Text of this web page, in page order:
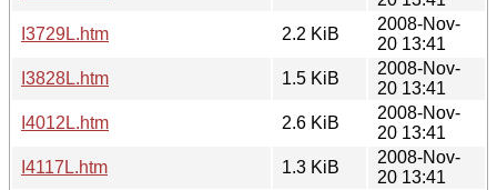
I3729L.htm
2.2 KiB
2008-Nov-
20 13:41
I3828L.htm
1.5 KiB
2008-Nov-
20 13:41
I4012L.htm
2.6 KiB
2008-Nov-
20 13:41
I4117L.htm
1.3 KiB
2008-Nov-
20 13:41